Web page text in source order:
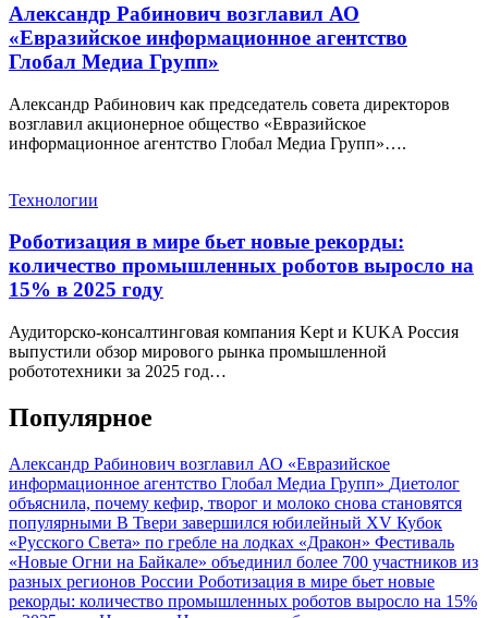
Александр Рабинович возглавил АО
«Евразийское информационное агентство
Глобал Медиа Групп»
Александр Рабинович как председатель совета директоров
возглавил акционерное общество «Евразийское
информационное агентство Глобал Медиа Групп»….
Технологии
Роботизация в мире бьет новые рекорды:
количество промышленных роботов выросло на
15% в 2025 году
Аудиторско-консалтинговая компания Kept и KUKA Россия
выпустили обзор мирового рынка промышленной
робототехники за 2025 год…
Популярное
Александр Рабинович возглавил АО «Евразийское
информационное агентство Глобал Медиа Групп» Диетолог
объяснила, почему кефир, творог и молоко снова становятся
популярными В Твери завершился юбилейный XV Кубок
«Русского Света» по гребле на лодках «Дракон» Фестиваль
«Новые Огни на Байкале» объединил более 700 участников из
разных регионов России Роботизация в мире бьет новые
рекорды: количество промышленных роботов выросло на 15%